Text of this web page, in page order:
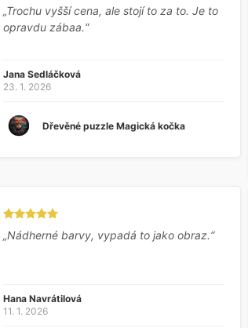
„Trochu vyšší cena, ale stojí to za to. Je to
opravdu zábaa.“
Jana Sedláčková
23. 1. 2026
Dřevěné puzzle Magická kočka
„Nádherné barvy, vypadá to jako obraz.“
Hana Navrátilová
11. 1. 2026